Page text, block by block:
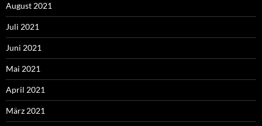
August 2021
Juli 2021
Juni 2021
Mai 2021
April 2021
März 2021